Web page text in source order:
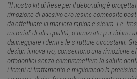
"Il nostro kit di frese per il debonding è
rimozione di adesivo e/o resine composite
da effettuare in maniera rapida e sicura. Le
materiali di alta qualità, ottimizzate per ridurre
danneggiare i denti e le strutture circostanti.
design innovativo, consentono una rimozione
ortodontici senza compromettere la salute
i tempi di trattamento e migliorando la